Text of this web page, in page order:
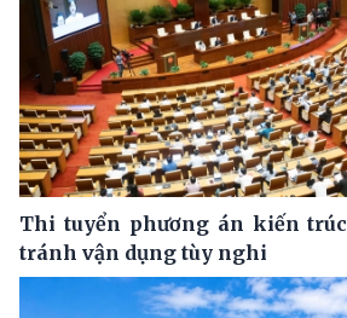
Thi tuyển phương án kiến
tránh vận dụng tùy nghi